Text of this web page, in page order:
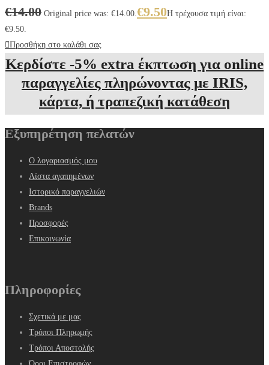
€14.00 Original price was: €14.00. €9.50Η τρέχουσα τιμή είναι:
€9.50.
Προσθήκη στο καλάθι σας
Κερδίστε -5% extra έκπτωση για online
παραγγελίες πληρώνοντας με IRIS,
κάρτα, ή τραπεζική κατάθεση
Εξυπηρέτηση πελατών
Ο λογαριασμός μου
Λίστα αγαπημένων
Ιστορικό παραγγελιών
Brands
Προσφορές
Επικοινωνία
Πληροφορίες
Σχετικά με μας
Τρόποι Πληρωμής
Τρόποι Αποστολής